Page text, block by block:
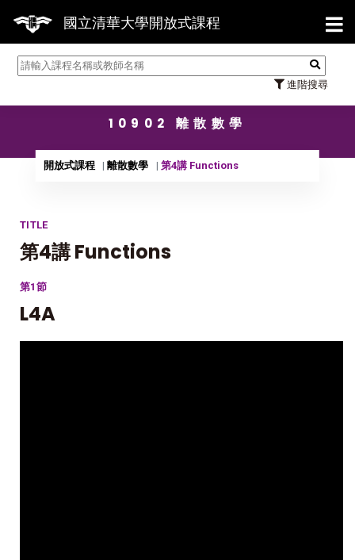
國立清華大學開放式課程
進階搜尋
【
10902 離散數學
開放式課程 離散數學 第4講 Functions
TITLE
第4講 Functions
第1節
L4A